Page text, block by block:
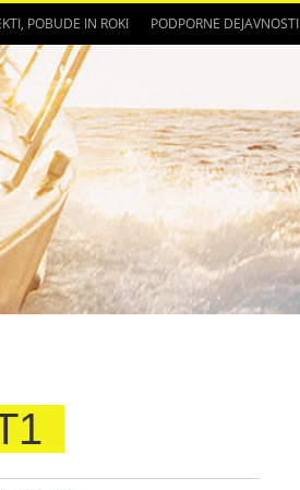
POBUDE IN ROKI PODPORNE DEJAVNOSTI